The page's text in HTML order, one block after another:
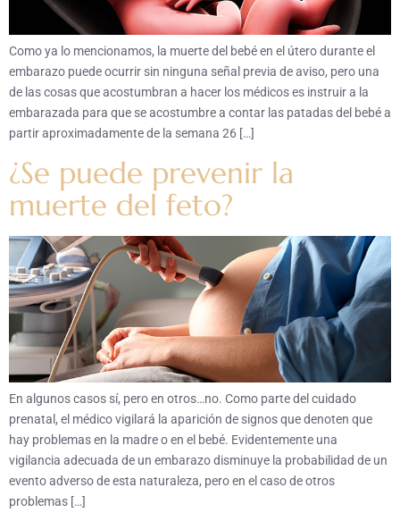
Como ya lo mencionamos, la muerte del bebé en el útero durante el
embarazo puede ocurrir sin ninguna señal previa de aviso, pero una
de las cosas que acostumbran a hacer los médicos es instruir a la
embarazada para que se acostumbre a contar las patadas del bebé a
partir aproximadamente de la semana 26 […]
¿Se puede prevenir la
muerte del feto?
En algunos casos sí, pero en otros…no. Como parte del cuidado
prenatal, el médico vigilará la aparición de signos que denoten que
hay problemas en la madre o en el bebé. Evidentemente una
vigilancia adecuada de un embarazo disminuye la probabilidad de un
evento adverso de esta naturaleza, pero en el caso de otros
problemas […]